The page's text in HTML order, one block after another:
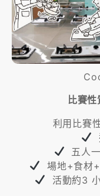
比賽
利用比賽
五人
場地+食材
活動約3